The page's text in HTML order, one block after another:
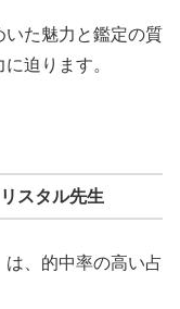
いた魅力と鑑定の質
迫ります。
スタル先生
、的中率の高い占